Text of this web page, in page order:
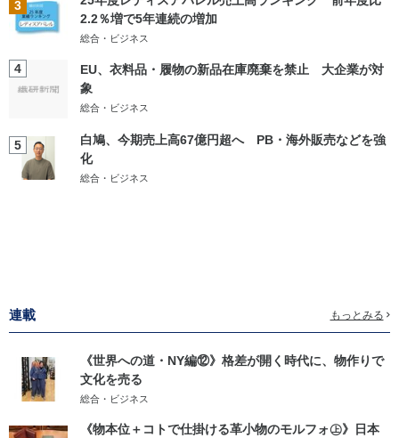
3
2.2％増で5年連続の増加
総合・ビジネス
4
EU、衣料品・履物の新品在庫廃棄を禁止 大企業が対
象
総合・ビジネス
5
白鳩、今期売上高67億円超へ PB・海外販売などを強
化
総合・ビジネス
連載 もっとみる
《世界への道・NY編⑫》格差が開く時代に、物作りで
文化を売る
総合・ビジネス
《物本位＋コトで仕掛ける革小物のモルフォ㊤》日本